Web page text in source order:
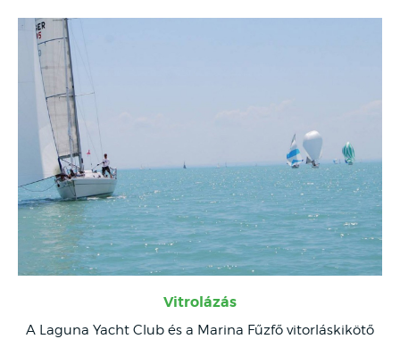
Vitrolázás
A Laguna Yacht Club és a Marina Fűzfő vitorláskikötő